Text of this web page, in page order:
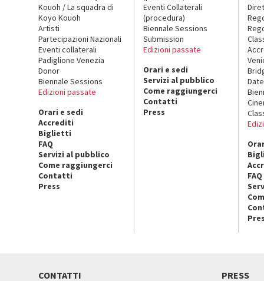
Kouoh / La squadra di
Koyo Kouoh
Artisti
Partecipazioni Nazionali
Eventi collaterali
Padiglione Venezia
Donor
Biennale Sessions
Edizioni passate
Orari e sedi
Accrediti
Biglietti
FAQ
Servizi al pubblico
Come raggiungerci
Contatti
Press
Eventi Collaterali
(procedura)
Biennale Sessions
Submission
Edizioni passate
Orari e sedi
Servizi al pubblico
Come raggiungerci
Contatti
Press
FAQ
CONTATTI PRESS